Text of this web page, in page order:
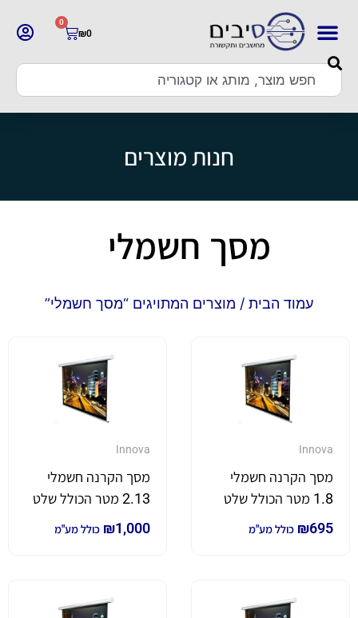
₪0
0
חנות מוצרים
מסך חשמלי
עמוד הבית / מוצרים המתויגים “מסך חשמלי”
Innova
מסך הקרנה חשמלי
1.8 מטר הכולל שלט
₪695 כולל מע"מ
Innova
מסך הקרנה חשמלי
2.13 מטר הכולל שלט
₪1,000 כולל מע"מ